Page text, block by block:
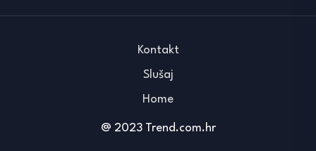
@ 2023 Trend.com.hr
Kontakt
Slušaj
Home